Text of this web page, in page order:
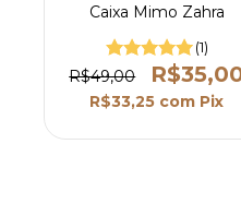
Caixa Mimo Zahra
(1)
R$49,00
R$33,25 com Pix